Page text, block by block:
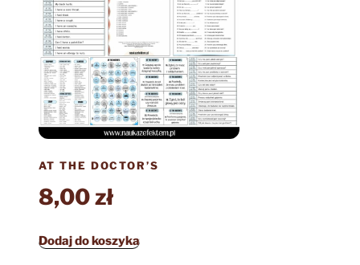
AT THE DOCTOR’S
8,00zł
Dodaj do koszyka